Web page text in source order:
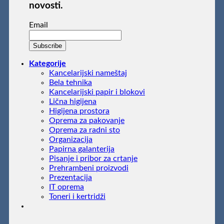
novosti.
Email
Kategorije
Kancelarijski nameštaj
Bela tehnika
Kancelarijski papir i blokovi
Lična higijena
Higijena prostora
Oprema za pakovanje
Oprema za radni sto
Organizacija
Papirna galanterija
Pisanje i pribor za crtanje
Prehrambeni proizvodi
Prezentacija
IT oprema
Toneri i kertridži